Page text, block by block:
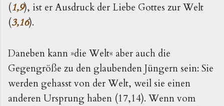
(1,9), ist er Ausdruck der Liebe Gottes zur Welt
(3,16).
Daneben kann »die Welt« aber auch die
Gegengröße zu den glaubenden Jüngern sein: Sie
werden gehasst von der Welt, weil sie einen
anderen Ursprung haben (17,14). Wenn vom